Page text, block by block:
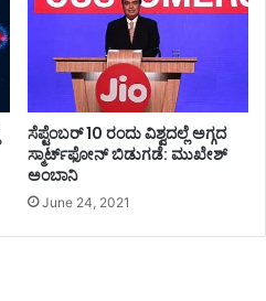
ಸೆಪ್ಟೆಂಬರ್‌‌ 10 ರಂದು ವಿಶ್ವದಲ್ಲೆ ಅಗ್ಗದ
ಸ್ಮಾರ್ಟ್‌ಫೋನ್‌‌ ಬಿಡುಗಡೆ: ಮುಖೇಶ್‌
ಅಂಬಾನಿ
June 24, 2021